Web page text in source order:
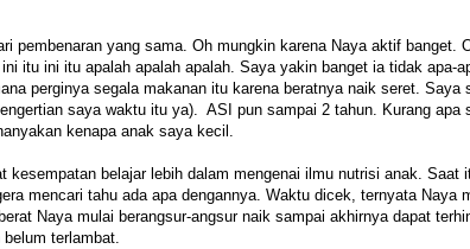
pembenaran yang sama. Oh mungkin karena Naya aktif banget.
itu ini itu apalah apalah apalah. Saya yakin banget ia tidak apa-
perginya segala makanan itu karena beratnya naik seret. Saya
saya waktu itu ya). ASI pun sampai 2 tahun. Kurang apa
kenapa anak saya kecil.
kesempatan belajar lebih dalam mengenai ilmu nutrisi anak. Saat
mencari tahu ada apa dengannya. Waktu dicek, ternyata Naya
Naya mulai berangsur-angsur naik sampai akhirnya dapat
terlambat.